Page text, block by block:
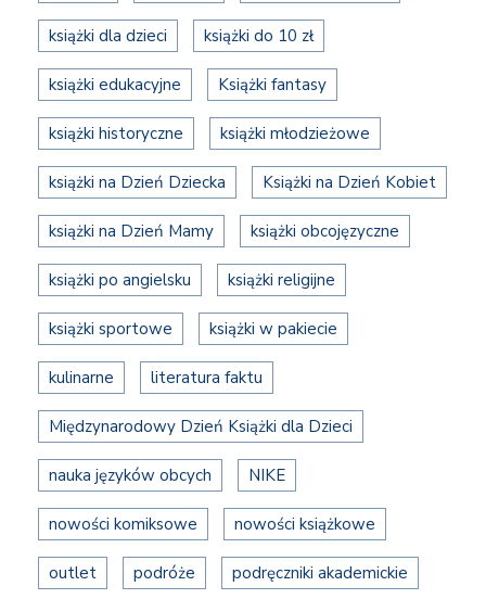
książki dla dzieci książki do 10 zł
książki edukacyjne Książki fantasy
książki historyczne książki młodzieżowe
książki na Dzień Dziecka Książki na Dzień Kobiet
książki na Dzień Mamy książki obcojęzyczne
książki po angielsku książki religijne
książki sportowe książki w pakiecie
kulinarne literatura faktu
Międzynarodowy Dzień Książki dla Dzieci
nauka języków obcych NIKE
nowości komiksowe nowości książkowe
outlet podróże podręczniki akademickie